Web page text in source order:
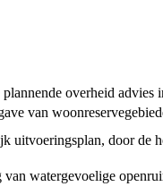
overheid advies
van
uitvoeringsplan, door de
watergevoelige